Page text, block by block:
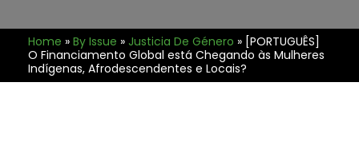
Home » By Issue » Justicia De Género » [PORTUGUÊS]
O Financiamento Global está Chegando às Mulheres
Indígenas, Afrodescendentes e Locais?